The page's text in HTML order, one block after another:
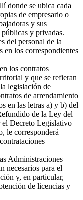
donde se ubica cada
de empresario o
y sus
y privadas.
del personal de la
en los correspondientes
los contratos
y que se refieran
legislación de
de arrendamiento
en las letras a) y b) del
de la Ley del
el Decreto Legislativo
le corresponderá
Administraciones
necesarios para el
y, en particular,
de licencias y